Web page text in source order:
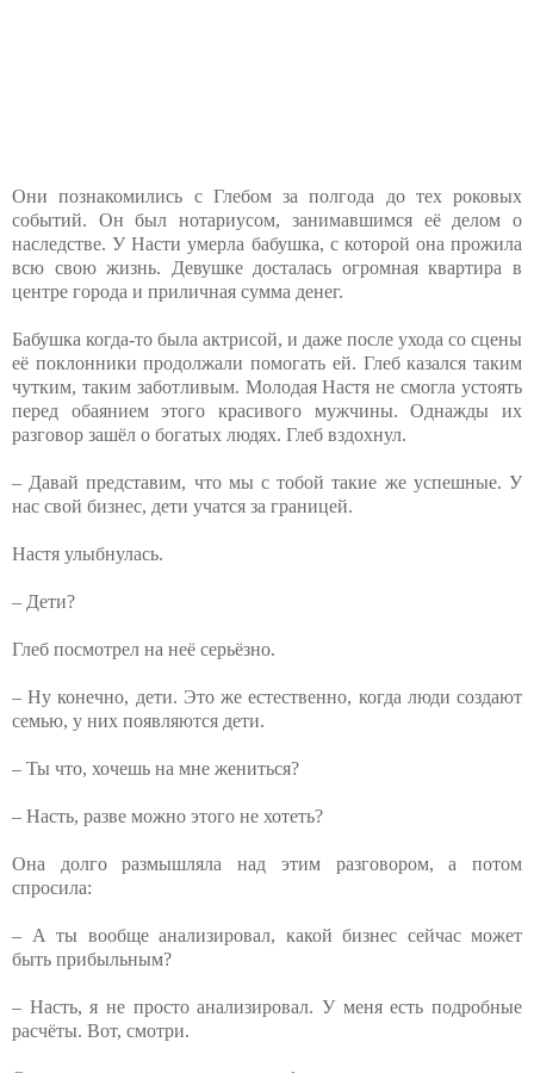
Они познакомились с Глебом за полгода до тех роковых
событий. Он был нотариусом, занимавшимся её делом о
наследстве. У Насти умерла бабушка, с которой она прожила
всю свою жизнь. Девушке досталась огромная квартира в
центре города и приличная сумма денег.
Бабушка когда-то была актрисой, и даже после ухода со сцены
её поклонники продолжали помогать ей. Глеб казался таким
чутким, таким заботливым. Молодая Настя не смогла устоять
перед обаянием этого красивого мужчины. Однажды их
разговор зашёл о богатых людях. Глеб вздохнул.
– Давай представим, что мы с тобой такие же успешные. У
нас свой бизнес, дети учатся за границей.
Настя улыбнулась.
– Дети?
Глеб посмотрел на неё серьёзно.
– Ну конечно, дети. Это же естественно, когда люди создают
семью, у них появляются дети.
– Ты что, хочешь на мне жениться?
– Насть, разве можно этого не хотеть?
Она долго размышляла над этим разговором, а потом
спросила:
– А ты вообще анализировал, какой бизнес сейчас может
быть прибыльным?
– Насть, я не просто анализировал. У меня есть подробные
расчёты. Вот, смотри.